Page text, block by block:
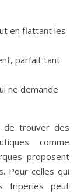
en flattant les
parfait tant
ne demande
de trouver des
comme
proposent
Pour celles qui
friperies peut